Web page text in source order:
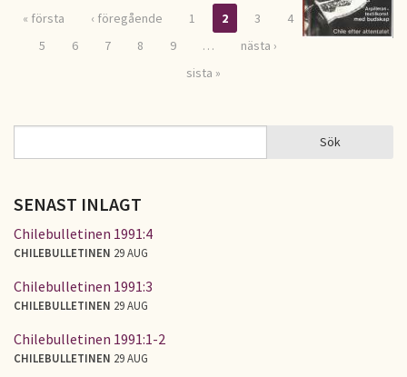
Sidor
« första ‹ föregående 1 2 3
4
5
6 7 8 9 …
nästa ›
sista »
SÖKFORMULÄR Sök
SENAST INLAGT
Chilebulletinen 1991:4
CHILEBULLETINEN 29 AUG
Chilebulletinen 1991:3
CHILEBULLETINEN 29 AUG
Chilebulletinen 1991:1-2
CHILEBULLETINEN 29 AUG